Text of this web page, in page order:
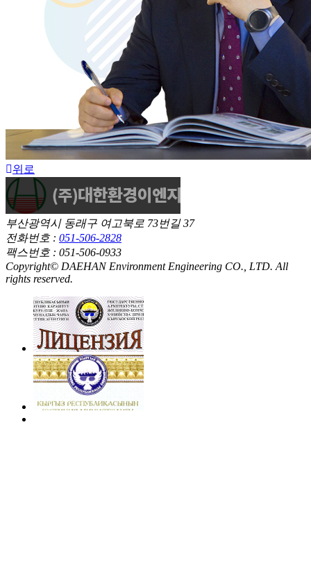
위로
부산광역시 동래구 여고북로 73번길 37
전화번호 : 051-506-2828
팩스번호 : 051-506-0933
Copyright© DAEHAN Environment Engineering CO., LTD. All
rights reserved.